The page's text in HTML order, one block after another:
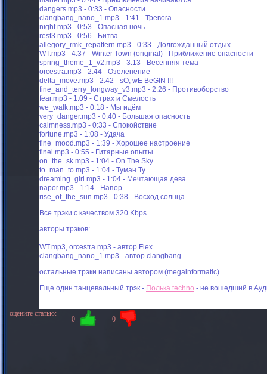
dangers.mp3 - 0:33 - Опасности
clangbang_nano_1.mp3 - 1:41 - Тревога
night.mp3 - 0:53 - Опасная ночь
rest3.mp3 - 0:56 - Битва
allegory_rmk_repattern.mp3 - 0:33 - Долгожданный отдых
WT.mp3 - 4:37 - Winter Town (original) - Приближение опасности
spring_theme_1_v2.mp3 - 3:13 - Весенняя тема
orcestra.mp3 - 2:44 - Озеленение
delta_move.mp3 - 2:42 - sO, wE BeGIN !!!
fine_and_terry_longway_v3.mp3 - 2:26 - Противоборство
fear.mp3 - 1:09 - Страх и Смелость
we_walk.mp3 - 0:18 - Мы идём
very_danger.mp3 - 0:40 - Большая опасность
calmness.mp3 - 0:33 - Спокойствие
fortune.mp3 - 1:08 - Удача
fine_mood.mp3 - 1:39 - Хорошее настроение
finel.mp3 - 0:55 - Гитарные опыты
on_the_sk.mp3 - 1:04 - On The Sky
to_man_to.mp3 - 1:04 - Туман Ту
dreaming_girl.mp3 - 1:04 - Мечтающая дева
napor.mp3 - 1:14 - Напор
rise_of_the_sun.mp3 - 0:38 - Восход солнца
Все трэки с качеством 320 Kbps
авторы трэков:
WT.mp3, orcestra.mp3 - автор Flex
clangbang_nano_1.mp3 - автор clangbang
остальные трэки написаны автором (megainformatic)
Еще один танцевальный трэк - Полька techno - не вошедший в
оцените статью:
0 0